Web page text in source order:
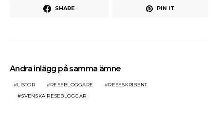
SHARE PIN IT
Andra inlägg på samma ämne
LISTOR RESEBLOGGARE
RESESKRIBENT
SVENSKA RESEBLOGGAR